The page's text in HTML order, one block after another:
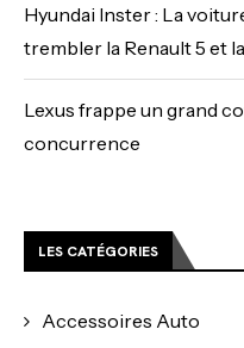
Hyundai Inster : La
trembler la Renault 5 et
Lexus frappe un grand
concurrence
LES CATÉGORIES
Accessoires Auto